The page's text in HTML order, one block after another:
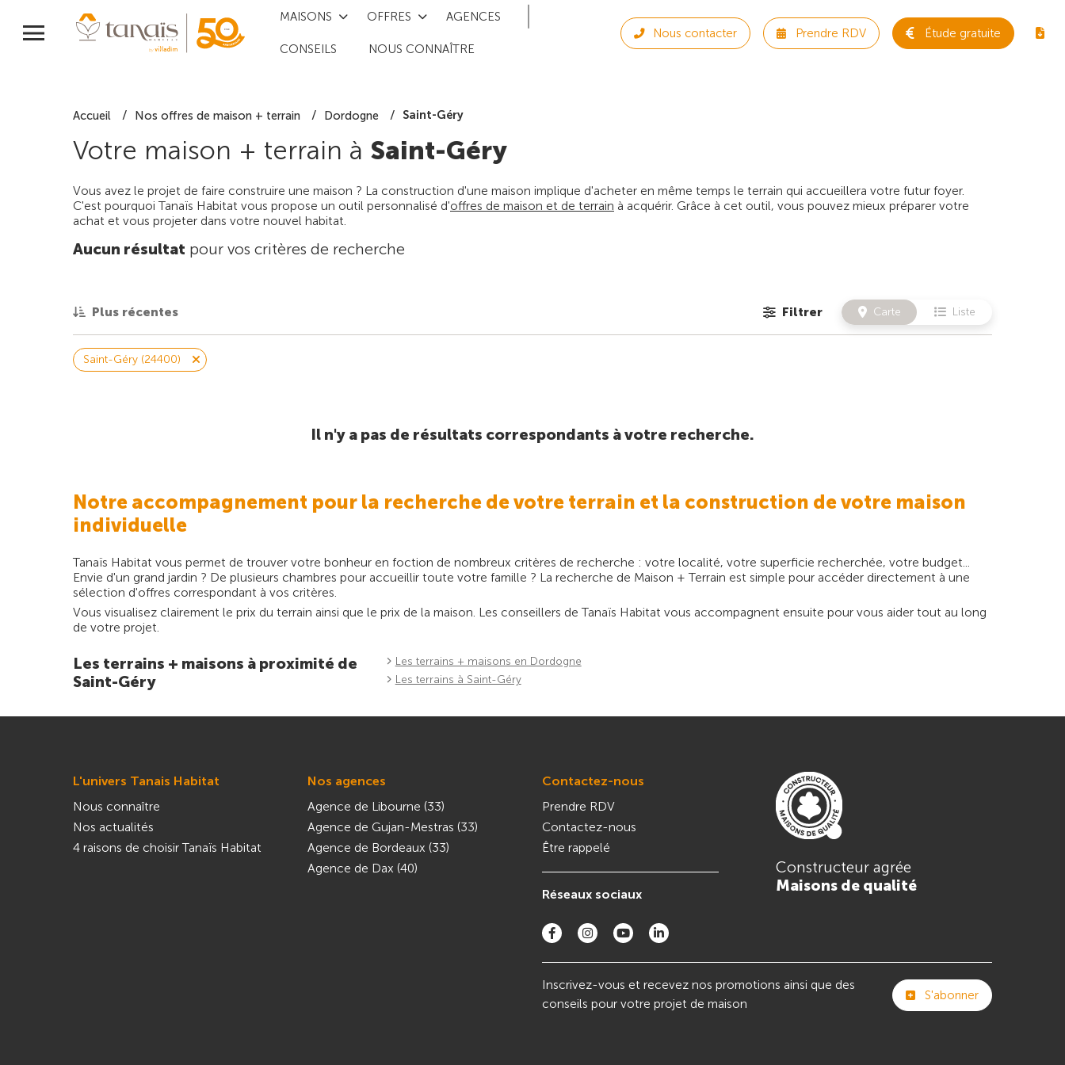
MAISONS OFFRES AGENCES
CONSEILS NOUS CONNAÎTRE
Nous contacter Prendre RDV Étude gratuite
Accueil Nos offres de maison + terrain Dordogne Saint-Géry
Votre maison + terrain à Saint-Géry
Vous avez le projet de faire construire une maison ? La construction d'une maison implique d'acheter en même temps le terrain qui accueillera votre futur foyer.
C'est pourquoi Tanaïs Habitat vous propose un outil personnalisé d'offres de maison et de terrain à acquérir. Grâce à cet outil, vous pouvez mieux préparer votre
achat et vous projeter dans votre nouvel habitat.
Aucun résultat pour vos critères de recherche
Plus récentes Filtrer Carte Liste
Saint-Géry (24400)
Il n'y a pas de résultats correspondants à votre recherche.
Notre accompagnement pour la recherche de votre terrain et la construction de votre maison
individuelle
Tanaïs Habitat vous permet de trouver votre bonheur en foction de nombreux critères de recherche : votre localité, votre superficie recherchée, votre budget...
Envie d'un grand jardin ? De plusieurs chambres pour accueillir toute votre famille ? La recherche de Maison + Terrain est simple pour accéder directement à une
sélection d'offres correspondant à vos critères.
Vous visualisez clairement le prix du terrain ainsi que le prix de la maison. Les conseillers de Tanaïs Habitat vous accompagnent ensuite pour vous aider tout au long
de votre projet.
Les terrains + maisons à proximité de
Saint-Géry
Les terrains + maisons en Dordogne
Les terrains à Saint-Géry
L'univers Tanais Habitat
Nous connaître
Nos actualités
4 raisons de choisir Tanaïs Habitat
Nos agences
Agence de Libourne (33)
Agence de Gujan-Mestras (33)
Agence de Bordeaux (33)
Agence de Dax (40)
Contactez-nous
Prendre RDV
Contactez-nous
Être rappelé
Réseaux sociaux
Constructeur agrée
Maisons de qualité
Inscrivez-vous et recevez nos promotions ainsi que des
conseils pour votre projet de maison
S'abonner